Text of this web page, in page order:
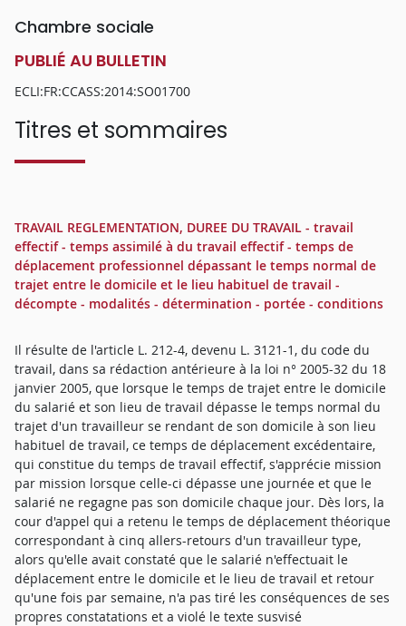
Chambre sociale
PUBLIÉ AU BULLETIN
ECLI:FR:CCASS:2014:SO01700
Titres et sommaires
TRAVAIL REGLEMENTATION, DUREE DU TRAVAIL - travail
effectif - temps assimilé à du travail effectif - temps de
déplacement professionnel dépassant le temps normal de
trajet entre le domicile et le lieu habituel de travail -
décompte - modalités - détermination - portée - conditions
Il résulte de l'article L. 212-4, devenu L. 3121-1, du code du
travail, dans sa rédaction antérieure à la loi n° 2005-32 du 18
janvier 2005, que lorsque le temps de trajet entre le domicile
du salarié et son lieu de travail dépasse le temps normal du
trajet d'un travailleur se rendant de son domicile à son lieu
habituel de travail, ce temps de déplacement excédentaire,
qui constitue du temps de travail effectif, s'apprécie mission
par mission lorsque celle-ci dépasse une journée et que le
salarié ne regagne pas son domicile chaque jour. Dès lors, la
cour d'appel qui a retenu le temps de déplacement théorique
correspondant à cinq allers-retours d'un travailleur type,
alors qu'elle avait constaté que le salarié n'effectuait le
déplacement entre le domicile et le lieu de travail et retour
qu'une fois par semaine, n'a pas tiré les conséquences de ses
propres constatations et a violé le texte susvisé